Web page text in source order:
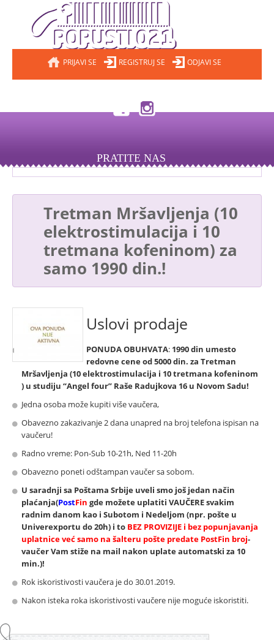
PRIJAVI SE REGISTRUJ SE ODJAVI SE
PRATITE NAS
Tretman Mršavljenja (10
elektrostimulacija i 10
tretmana kofeninom) za
samo 1990 din.!
Uslovi prodaje
PONUDA OBUHVATA: 1990 din umesto
redovne cene od 5000 din. za Tretman
Mršavljenja (10 elektrostimulacija i 10 tretmana kofeninom
) u studiju “Angel four” Raše Radujkova 16 u Novom Sadu!
Jedna osoba može kupiti više vaučera,
Obavezno zakazivanje 2 dana unapred na broj telefona ispisan na
vaučeru!
Radno vreme: Pon-Sub 10-21h, Ned 11-20h
Obavezno poneti odštampan vaučer sa sobom.
U saradnji sa Poštama Srbije uveli smo još jedan način
plaćanja(PostFin gde možete uplatiti VAUČERE svakim
radnim danom kao i Subotom i Nedeljom (npr. pošte u
Univerexportu do 20h) i to BEZ PROVIZIJE i bez popunjavanja
uplatnice već samo na šalteru pošte predate PostFin broj-
vaučer Vam stiže na mail nakon uplate automatski za 10
min.)!
Rok iskoristivosti vaučera je do 30.01.2019.
Nakon isteka roka iskoristivosti vaučere nije moguće iskoristiti.